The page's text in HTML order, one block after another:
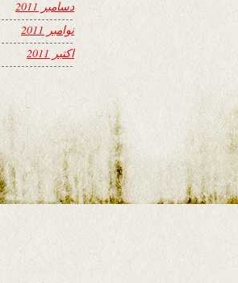
دسامبر 2011
نوامبر 2011
اکتبر 2011